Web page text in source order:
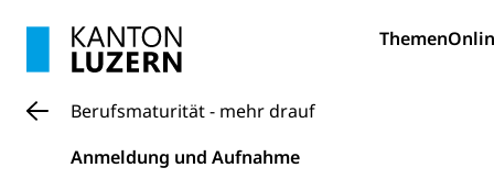
Themen
Berufsmaturität - mehr drauf
Anmeldung und Aufnahme
Trinkwasser
Prävention